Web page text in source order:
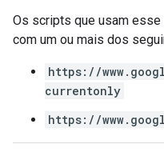
Os scripts que usam
com um ou mais dos
https://
currentonly
https://